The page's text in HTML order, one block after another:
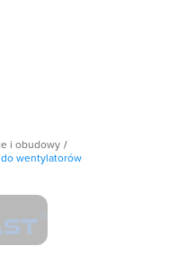
i obudowy
wentylatorów